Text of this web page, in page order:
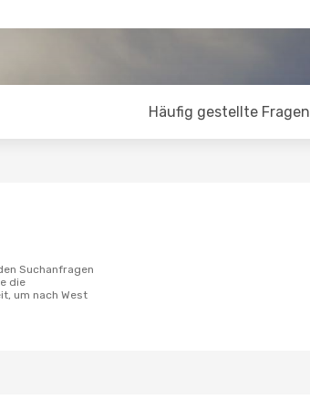
Häufig gestellte Fragen
die
um nach West